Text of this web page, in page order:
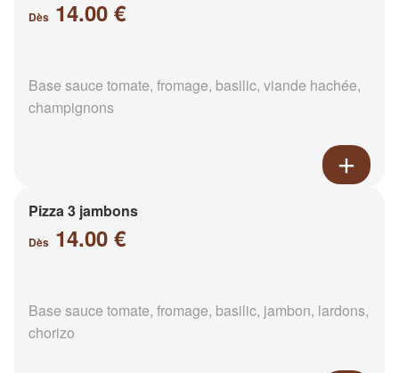
Dès 14.00 €
Base sauce tomate, fromage, basilic, viande hachée,
champignons
Pizza 3 jambons
Dès 14.00 €
Base sauce tomate, fromage, basilic, jambon, lardons,
chorizo